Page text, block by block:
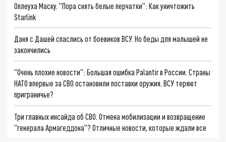
Оплеуха Маску. "Пора снять белые перчатки": Как уничтожить
Starlink
Даня с Дашей спаслись от боевиков ВСУ. Но беды для малышей не
закончились
"Очень плохие новости": Большая ошибка Palantir в России. Страны
НАТО впервые за СВО остановили поставки оружия. ВСУ теряют
приграничье?
Три главных инсайда об СВО. Отмена мобилизации и возвращение
"генерала Армагеддона"? Отличные новости, которые ждали все